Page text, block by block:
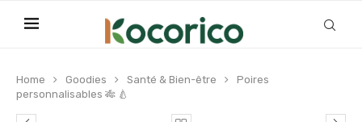
Home Goodies Santé & Bien-être
Poires
personnalisables 🎋 🍐